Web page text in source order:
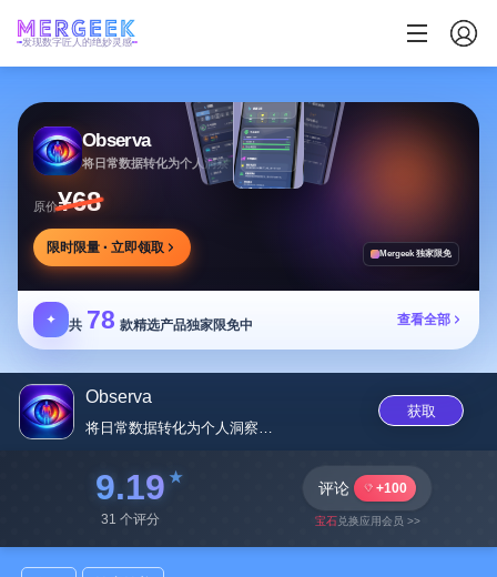
发现数字匠人的绝妙灵感
Observa
将日常数据转化为个人洞察，助力理解身体状况
原价¥68
限时限量 · 立即领取 Mergeek 独家限免
✦ 共 78 款精选产品独家限免中 查看全部
Observa
将日常数据转化为个人洞察，助力...
获取
9.19
31 个评分
评论 +100
宝石兑换应用会员 >>